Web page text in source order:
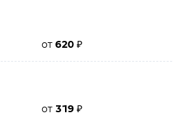
от 620 ₽
от 319 ₽